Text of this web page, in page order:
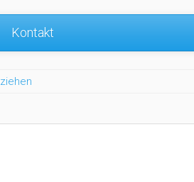
Kontakt